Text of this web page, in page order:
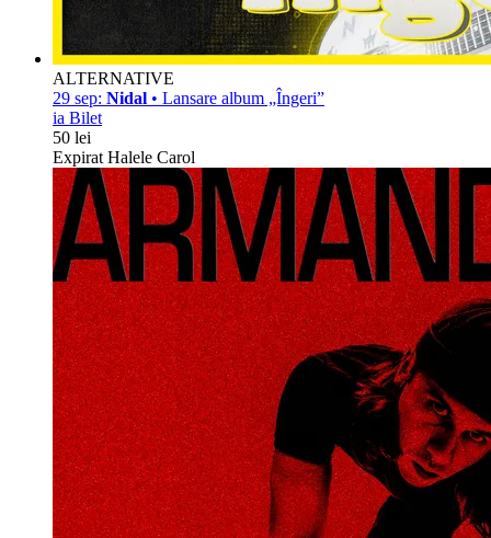
ALTERNATIVE
29 sep: Nidal • Lansare album „Îngeri”
ia Bilet
50 lei
Expirat Halele Carol